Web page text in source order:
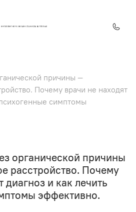
ИНТЕЛЛЕКТ КЛУБ ОНЛАЙН СТАНИСЛАВА ТЁПЛЫХ
причины —
Почему врачи не находят
симптомы
органической причины
расстройство. Почему
диагноз и как лечить
эффективно.